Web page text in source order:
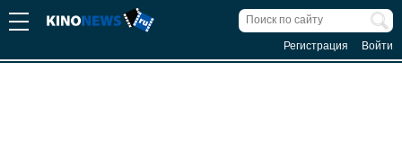
Регистрация Войти